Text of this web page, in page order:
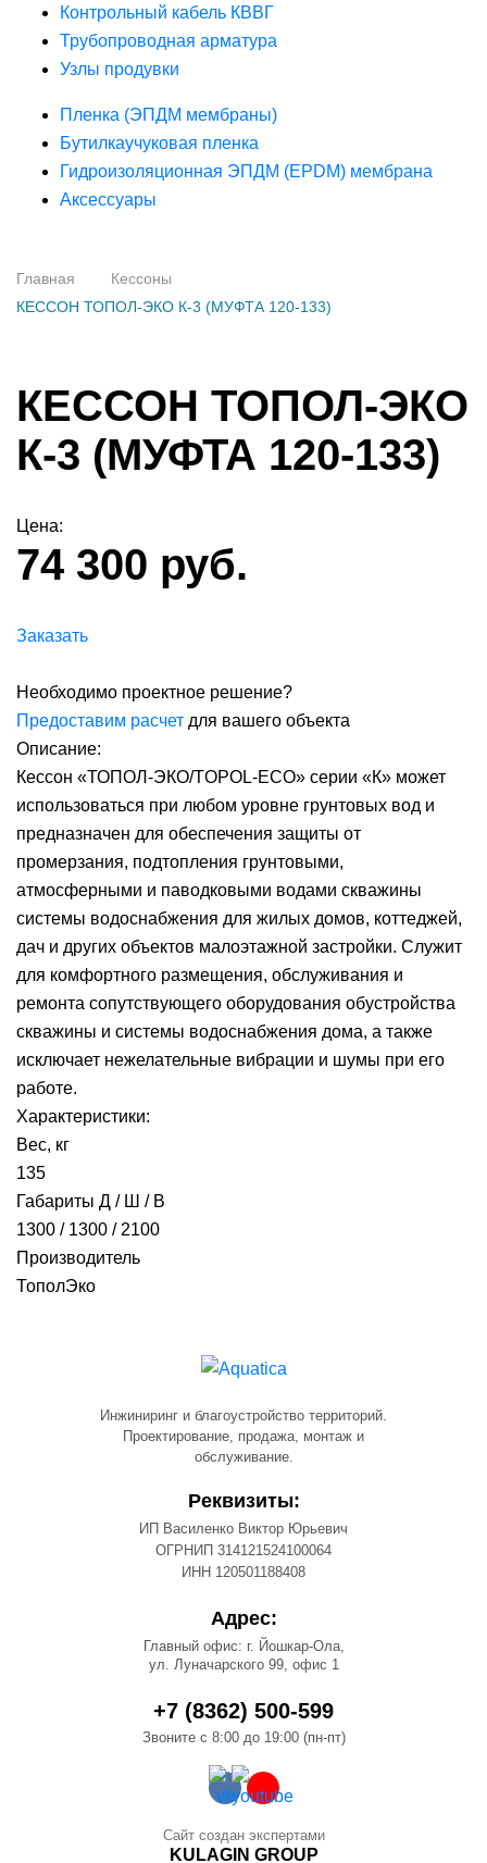
Контрольный кабель КВВГ
Трубопроводная арматура
Узлы продувки
Пленка (ЭПДМ мембраны)
Бутилкаучуковая пленка
Гидроизоляционная ЭПДМ (EPDM) мембрана
Аксессуары
Главная
Кессоны
КЕССОН ТОПОЛ-ЭКО К-3 (МУФТА 120-133)
КЕССОН ТОПОЛ-ЭКО
К-3 (МУФТА 120-133)
Цена:
74 300 руб.
Заказать
Необходимо проектное решение?
Предоставим расчет для вашего объекта
Описание:
Кессон «ТОПОЛ-ЭКО/TOPOL-ECO» серии «К» может
использоваться при любом уровне грунтовых вод и
предназначен для обеспечения защиты от
промерзания, подтопления грунтовыми,
атмосферными и паводковыми водами скважины
системы водоснабжения для жилых домов, коттеджей,
дач и других объектов малоэтажной застройки. Cлужит
для комфортного размещения, обслуживания и
ремонта сопутствующего оборудования обустройства
скважины и системы водоснабжения дома, а также
исключает нежелательные вибрации и шумы при его
работе.
Характеристики:
Вес, кг
135
Габариты Д / Ш / В
1300 / 1300 / 2100
Производитель
ТополЭко
Инжиниринг и благоустройство территорий.
Проектирование, продажа, монтаж и
обслуживание.
Реквизиты:
ИП Василенко Виктор Юрьевич
ОГРНИП 314121524100064
ИНН 120501188408
Адрес:
Главный офис: г. Йошкар-Ола,
ул. Луначарского 99, офис 1
+7 (8362) 500-599
Звоните с 8:00 до 19:00 (пн-пт)
Сайт создан экспертами
KULAGIN GROUP